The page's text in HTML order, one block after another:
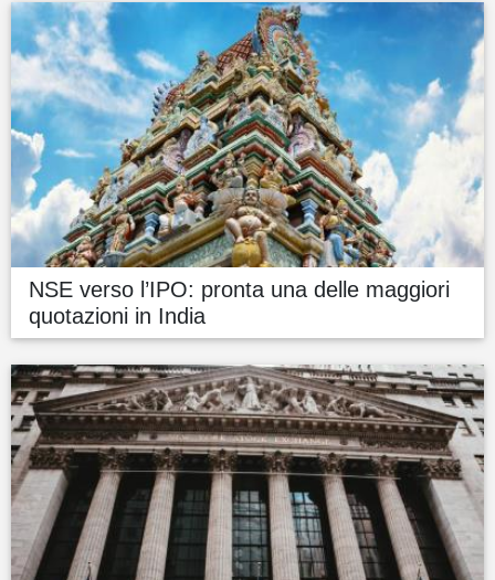
NSE verso l’IPO: pronta una delle maggiori
quotazioni in India